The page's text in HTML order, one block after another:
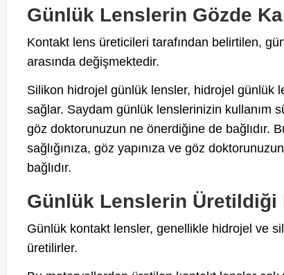
Günlük Lenslerin Gözde
Kontakt lens üreticileri tarafından belirtilen,
arasında değişmektedir.
Silikon hidrojel günlük lensler, hidrojel günlük
sağlar. Saydam günlük lenslerinizin kullanım
göz doktorunuzun ne önerdiğine de bağlıdır.
sağlığınıza, göz yapınıza ve göz
bağlıdır.
Günlük Lenslerin Üretildiği
Günlük kontakt lensler, genellikle hidrojel ve
üretilirler.